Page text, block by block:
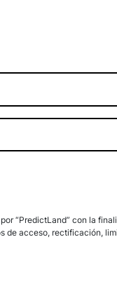
“PredictLand” con la
acceso, rectificación,